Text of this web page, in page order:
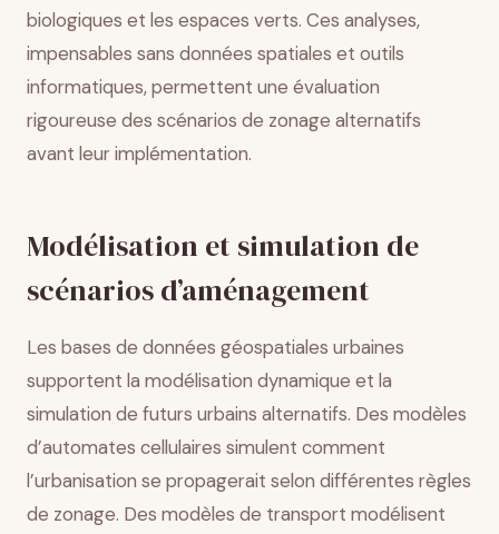
biologiques et les espaces verts. Ces analyses,
impensables sans données spatiales et outils
informatiques, permettent une évaluation
rigoureuse des scénarios de zonage alternatifs
avant leur implémentation.
Modélisation et simulation de
scénarios d’aménagement
Les bases de données géospatiales urbaines
supportent la modélisation dynamique et la
simulation de futurs urbains alternatifs. Des modèles
d’automates cellulaires simulent comment
l’urbanisation se propagerait selon différentes règles
de zonage. Des modèles de transport modélisent